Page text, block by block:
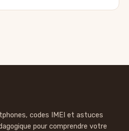
codes IMEI et astuces
pour comprendre votre